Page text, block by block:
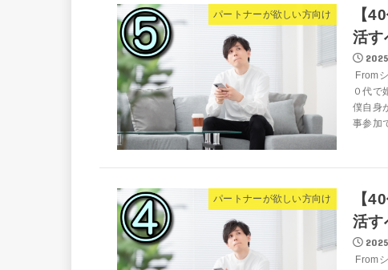
パートナーが欲しい方向け
【
活す
From
０代で
僕自身
事参加
パートナーが欲しい方向け
【
活す
From